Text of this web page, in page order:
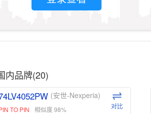
内品牌(20)
(安世-Nexperia)
TO PIN 相似度 98% 对比